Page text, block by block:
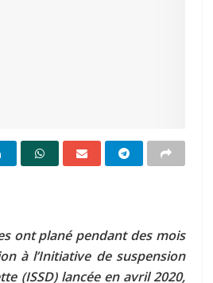
ont plané pendant des mois
à l’Initiative de suspension
(ISSD) lancée en avril 2020,